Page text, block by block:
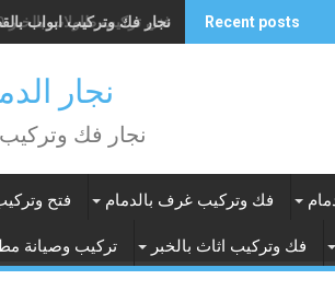
Recent posts نجار فك وتركيب ابواب بالقطيف
نجار الدمام
نجار فك
فك وتركيب غرف بالدمام فتح
فك وتركيب اثاث بالخبر تركيب وصيانة